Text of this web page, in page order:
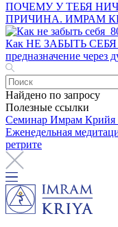
ПОЧЕМУ У ТЕБЯ
ПРИЧИНА. ИМРАМ
Как НЕ ЗАБЫТЬ СЕБЯ
предназначение через
Найдено по запросу
Полезные ссылки
Семинар Имрам Крийя
Еженедельная
ретрите